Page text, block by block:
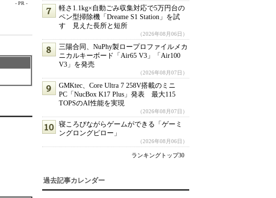
- PR -
軽さ1.1kg×自動ごみ収集対応で5万円台の
ペン型掃除機「Dreame S1 Station」を試
す 見えた長所と短所
（2026年08月06日）
三陽合同、NuPhy製ロープロファイルメカ
ニカルキーボード「Air65 V3」「Air100
V3」を発売
（2026年08月07日）
GMKtec、Core Ultra 7 258V搭載のミニ
PC「NucBox K17 Plus」発表 最大115
TOPSのAI性能を実現
（2026年08月07日）
寝ころびながらゲームができる「ゲーミ
ングロングピロー」
（2026年08月06日）
ランキングトップ30
過去記事カレンダー